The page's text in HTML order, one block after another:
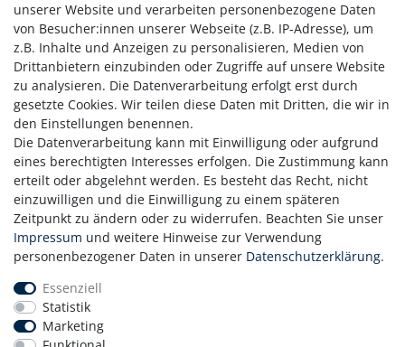
Pb = Batterie enthält mehr als 0,004 Masseprozent Blei
Cd = Batterie enthält mehr als 0,002 Masseprozent Cadmium
Hg = Batterie enthält mehr als 0,0005 Masseprozent
Quecksilber.
Bitte beachten Sie die vorstehenden Hinweise.
Zahlung
Versand
Daten­schutz­erklärung
AGB
Hinweis zur Batterieentsorgung
Erklärung zur Barrierefreiheit
unserer Website und verarbeiten personenbezogene Daten
von Besucher:innen unserer Webseite (z.B. IP-Adresse), um
z.B. Inhalte und Anzeigen zu personalisieren, Medien von
Drittanbietern einzubinden oder Zugriffe auf unsere Website
zu analysieren. Die Datenverarbeitung erfolgt erst durch
gesetzte Cookies. Wir teilen diese Daten mit Dritten, die wir in
den Einstellungen benennen.
Die Datenverarbeitung kann mit Einwilligung oder aufgrund
eines berechtigten Interesses erfolgen. Die Zustimmung kann
erteilt oder abgelehnt werden. Es besteht das Recht, nicht
einzuwilligen und die Einwilligung zu einem späteren
Zeitpunkt zu ändern oder zu widerrufen. Beachten Sie unser
Impressum und weitere Hinweise zur Verwendung
personenbezogener Daten in unserer Daten­schutz­erklärung.
Essenziell
Statistik
Marketing